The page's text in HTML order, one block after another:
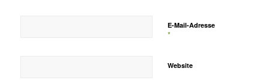
E-Mail-Adresse
*
Website